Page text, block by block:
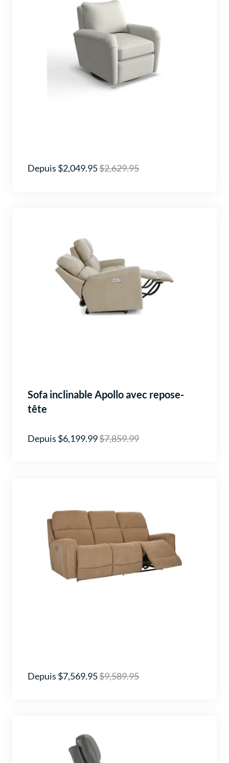
Depuis $2,049.95$2,629.95
Sofa inclinable Apollo avec repose-
tête
Depuis $6,199.99$7,859.99
Depuis $7,569.95$9,589.95